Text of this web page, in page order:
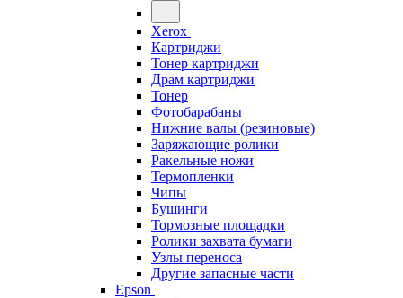
Xerox
Картриджи
Тонер картриджи
Драм картриджи
Тонер
Фотобарабаны
Нижние валы (резиновые)
Заряжающие ролики
Ракельные ножи
Термопленки
Чипы
Бушинги
Тормозные площадки
Ролики захвата бумаги
Узлы переноса
Другие запасные части
Epson